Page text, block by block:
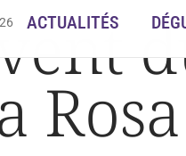
ACTUALITÉS